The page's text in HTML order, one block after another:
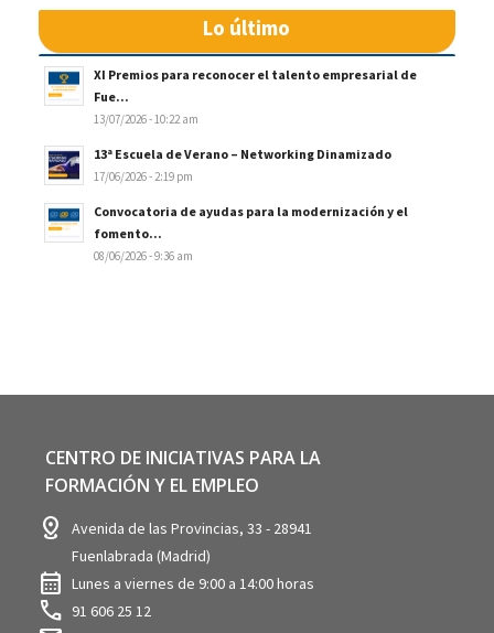
Lo último
XI Premios para reconocer el talento empresarial de
Fue...
13/07/2026 - 10:22 am
13ª Escuela de Verano – Networking Dinamizado
17/06/2026 - 2:19 pm
Convocatoria de ayudas para la modernización y el
fomento...
08/06/2026 - 9:36 am
CENTRO DE INICIATIVAS PARA LA
FORMACIÓN Y EL EMPLEO
distance
Avenida de las Provincias, 33 - 28941
Fuenlabrada (Madrid)
calendar_month Lunes a viernes de 9:00 a 14:00 horas
call 91 606 25 12